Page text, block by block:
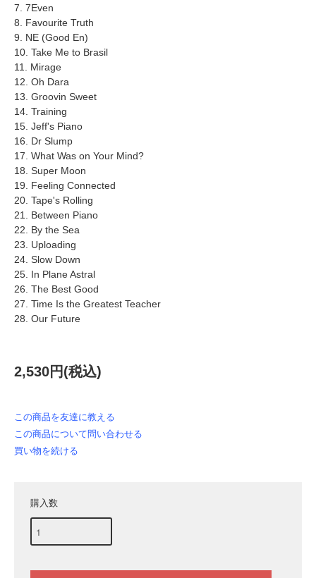
7. 7Even
8. Favourite Truth
9. NE (Good En)
10. Take Me to Brasil
11. Mirage
12. Oh Dara
13. Groovin Sweet
14. Training
15. Jeff's Piano
16. Dr Slump
17. What Was on Your Mind?
18. Super Moon
19. Feeling Connected
20. Tape's Rolling
21. Between Piano
22. By the Sea
23. Uploading
24. Slow Down
25. In Plane Astral
26. The Best Good
27. Time Is the Greatest Teacher
28. Our Future
2,530円(税込)
この商品を友達に教える
この商品について問い合わせる
買い物を続ける
購入数